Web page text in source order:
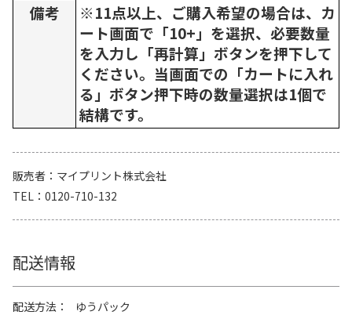
備考
※11点以上、ご購入希望の場合は、カ
ート画面で「10+」を選択、必要数量
を入力し「再計算」ボタンを押下して
ください。当画面での「カートに入れ
る」ボタン押下時の数量選択は1個で
結構です。
販売者
マイプリント株式会社
TEL
0120-710-132
配送情報
配送方法
ゆうパック